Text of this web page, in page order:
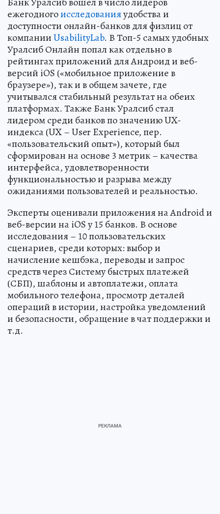
ежегодногоисследованияудобства и
доступности онлайн-банков для физлиц от
компанииUsabilityLab. В Топ-5 самых удобных
Уралсиб Онлайн попал как отдельно в
рейтингах приложений для Андроид и веб-
версий iOS («мобильное приложение в
браузере»), так и в общем зачете, где
учитывался стабильный результат на обеих
платформах. Также Банк Уралсиб стал
лидером среди банков по значению UX-
индекса (UX – User Experience, пер.
«пользовательский опыт»), который был
сформирован на основе 3 метрик – качества
интерфейса, удовлетворенности
функциональностью и разрыва между
ожиданиями пользователей и реальностью.
Эксперты оценивали приложения на Android и
веб-версии на iOS у 15 банков. В основе
исследования – 10 пользовательских
сценариев, среди которых: выбор и
начисление кешбэка, переводы и запрос
средств через Систему быстрых платежей
(СБП), шаблоны и автоплатежи, оплата
мобильного телефона, просмотр деталей
операций в истории, настройка уведомлений
и безопасности, обращение в чат поддержки и
т.д.